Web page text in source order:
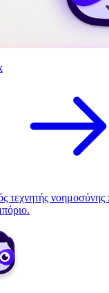
τεχνητής νοημοσύνης